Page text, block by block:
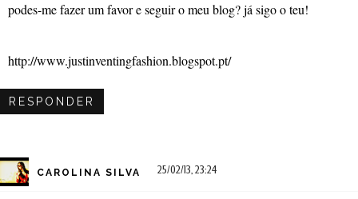
podes-me fazer um favor e seguir o meu blog? já sigo o teu!
http://www.justinventingfashion.blogspot.pt/
RESPONDER
CAROLINA SILVA 25/02/13, 23:24